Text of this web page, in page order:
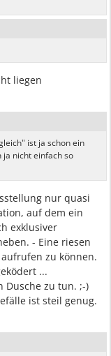
liegen
ist ja schon ein
ja nicht einfach so
nur quasi
auf dem ein
exklusiver
- Eine riesen
zu können.
...
Dusche zu tun. ;-)
ist steil genug.